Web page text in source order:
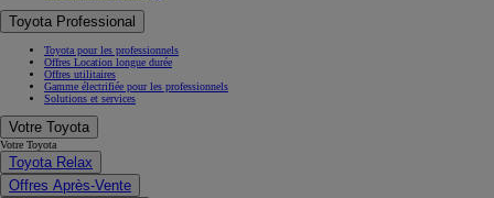
Toyota Professional
Toyota pour les professionnels
Offres Location longue durée
Offres utilitaires
Gamme électrifiée pour les professionnels
Solutions et services
Votre Toyota
Votre Toyota
Toyota Relax
Offres Après-Vente